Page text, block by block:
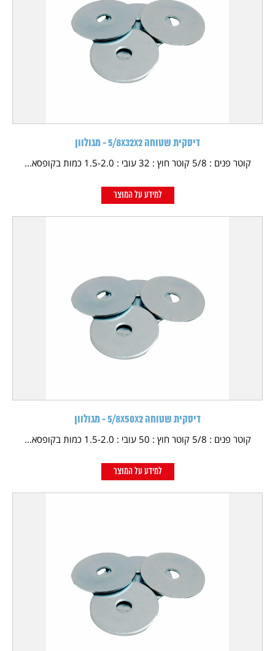
דיסקית שטוחה 5/8X32X2 - מגולוון
קוטר פנים : 5/8 קוטר חוץ : 32 עובי : 1.5-2.0 כמות בקופסא...
למידע על המוצר
דיסקית שטוחה 5/8X50X2 - מגולוון
קוטר פנים : 5/8 קוטר חוץ : 50 עובי : 1.5-2.0 כמות בקופסא...
למידע על המוצר